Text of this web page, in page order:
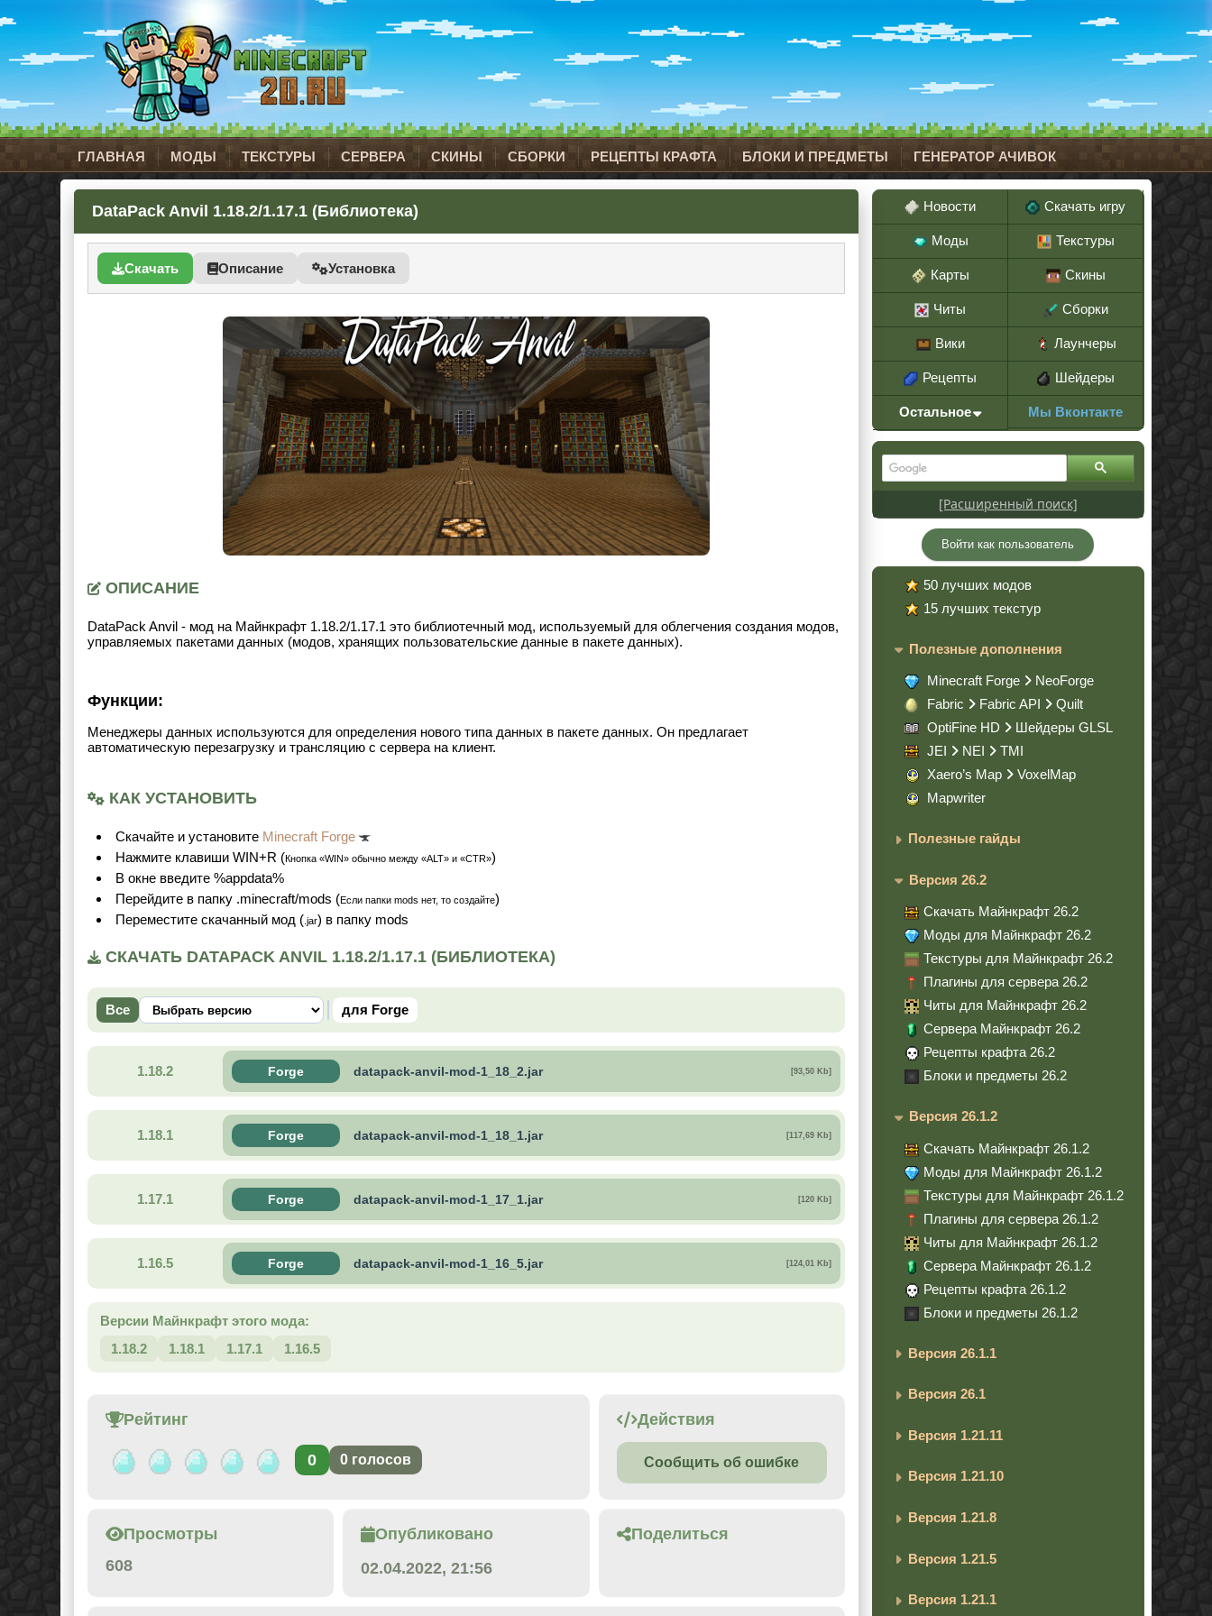
ГЛАВНАЯ МОДЫ ТЕКСТУРЫ СЕРВЕРА СКИНЫ СБОРКИ РЕЦЕПТЫ КРАФТА БЛОКИ И ПРЕДМЕТЫ ГЕНЕРАТОР АЧИВОК
DataPack Anvil 1.18.2/1.17.1 (Библиотека)
Скачать Описание Установка
ОПИСАНИЕ
DataPack Anvil - мод на Майнкрафт 1.18.2/1.17.1 это библиотечный мод, используемый для облегчения создания модов,
управляемых пакетами данных (модов, хранящих пользовательские данные в пакете данных).
Функции:
Менеджеры данных используются для определения нового типа данных в пакете данных. Он предлагает
автоматическую перезагрузку и трансляцию с сервера на клиент.
КАК УСТАНОВИТЬ
Cкачайте и установите Minecraft Forge
Нажмите клавиши WIN+R (Кнопка «WIN» обычно между «ALT» и «CTR»)
В окне введите %appdata%
Перейдите в папку .minecraft/mods (Если папки mods нет, то создайте)
Переместите скачанный мод ( .jar) в папку mods
СКАЧАТЬ DATAPACK ANVIL 1.18.2/1.17.1 (БИБЛИОТЕКА)
Все для Forge
1.18.2 Forge datapack-anvil-mod-1_18_2.jar [93,50 Kb]
1.18.1 Forge datapack-anvil-mod-1_18_1.jar [117,69 Kb]
1.17.1 Forge datapack-anvil-mod-1_17_1.jar [120 Kb]
1.16.5 Forge datapack-anvil-mod-1_16_5.jar [124,01 Kb]
Версии Майнкрафт этого мода:
1.18.2
1.18.1 1.17.1 1.16.5
Рейтинг
0 0 голосов
Действия
Сообщить об ошибке
Просмотры
608
Опубликовано
02.04.2022, 21:56
Поделиться
Новости Скачать игру
Моды Текстуры
Карты Скины
Читы Сборки
Вики Лаунчеры
Рецепты Шейдеры
Остальное Мы Вконтакте
[Расширенный поиск]
Войти как пользователь
50 лучших модов
15 лучших текстур
Полезные дополнения
Minecraft Forge
NeoForge
Fabric
Fabric API
Quilt
OptiFine HD
Шейдеры GLSL
JEI
NEI
TMI
Xaero’s Map
VoxelMap
Mapwriter
Полезные гайды
Версия 26.2
Скачать Майнкрафт 26.2
Моды для Майнкрафт 26.2
Текстуры для Майнкрафт 26.2
Плагины для сервера 26.2
Читы для Майнкрафт 26.2
Сервера Майнкрафт 26.2
Рецепты крафта 26.2
Блоки и предметы 26.2
Версия 26.1.2
Скачать Майнкрафт 26.1.2
Моды для Майнкрафт 26.1.2
Текстуры для Майнкрафт 26.1.2
Плагины для сервера 26.1.2
Читы для Майнкрафт 26.1.2
Сервера Майнкрафт 26.1.2
Рецепты крафта 26.1.2
Блоки и предметы 26.1.2
Версия 26.1.1
Версия 26.1
Версия 1.21.11
Версия 1.21.10
Версия 1.21.8
Версия 1.21.5
Версия 1.21.1